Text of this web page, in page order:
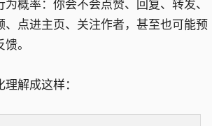
概率：你会不会点赞、回复、转发、
、点进主页、关注作者，甚至也可能预
。
解成这样：